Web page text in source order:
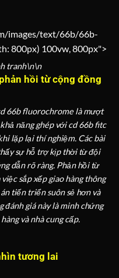
images/text/66b/66b-
800px) 100vw, 800px">
tranh\n\n
hồi từ cộng đồng
66b fluorochrome là mượt
năng ghép với cd 66b fitc
lặp lại thí nghiệm. Các bài
sự hỗ trợ kịp thời từ đội
dẫn rõ ràng. Phản hồi từ
sắp xếp giao hàng thông
tiến triển suôn sẻ hơn và
giá này là minh chứng
và nhà cung cấp.
tương lai